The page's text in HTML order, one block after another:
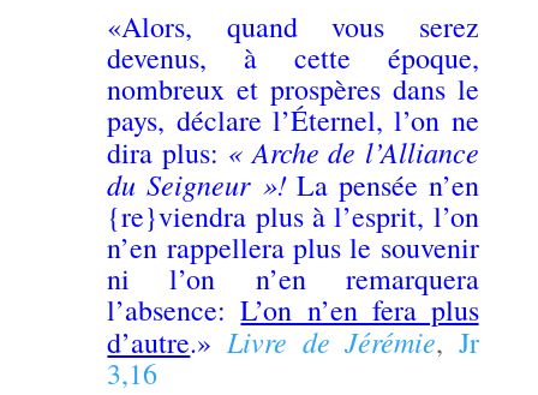
«Alors, quand vous serez
devenus, à cette époque,
nombreux et prospères dans le
pays, déclare l’Éternel, l’on ne
dira plus: « Arche de l’Alliance
du Seigneur »!La pensée n’en
{re}viendra plus à l’esprit, l’on
n’en rappellera plus le souvenir
ni l’on n’en remarquera
l’absence:L’on n’en fera plus
d’autre.» Livre de Jérémie, Jr
3,16